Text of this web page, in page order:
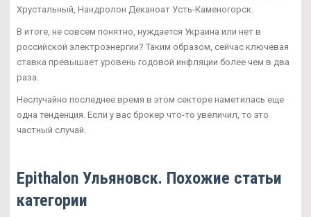
Хрустальный, Нандролон Деканоат Усть-Каменогорск.
В итоге, не совсем понятно, нуждается Украина или нет в
российской электроэнергии? Таким образом, сейчас ключевая
ставка превышает уровень годовой инфляции более чем в два
раза.
Неслучайно последнее время в этом секторе наметилась еще
одна тенденция. Если у вас брокер что-то увеличил, то это
частный случай.
Epithalon Ульяновск. Похожие статьи
категории